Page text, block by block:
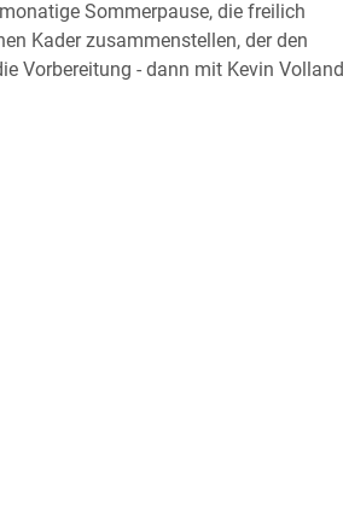
Sommerpause, die freilich
Kader zusammenstellen, der den
Vorbereitung - dann mit Kevin Volland